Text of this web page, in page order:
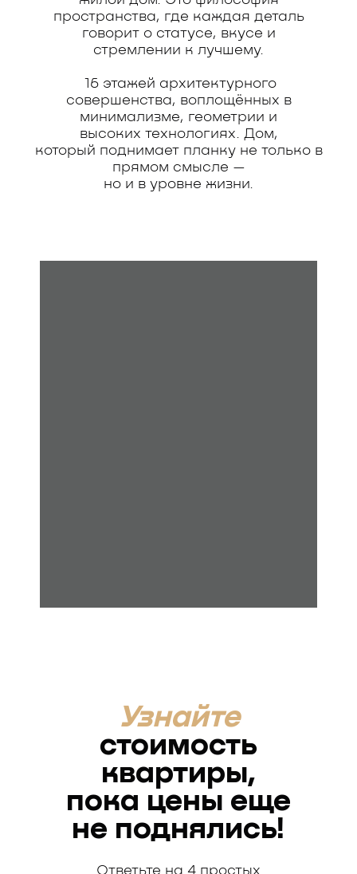
пространства, где каждая деталь
говорит о статусе, вкусе и
стремлении к лучшему.
16 этажей архитектурного
совершенства, воплощённых в
минимализме, геометрии и
высоких технологиях. Дом,
который поднимает планку не только в
прямом смысле —
но и в уровне жизни.
Узнайте
стоимость
квартиры,
пока цены еще
не поднялись!
Ответьте на 4 простых